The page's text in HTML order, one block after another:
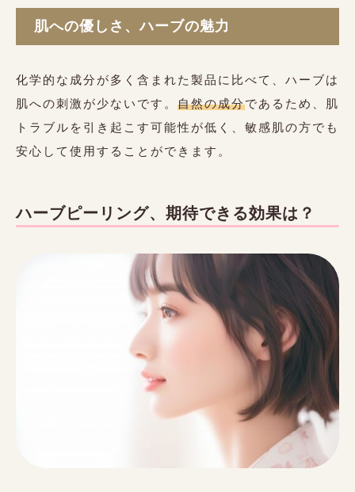
肌への優しさ、ハーブの魅力
化学的な成分が多く含まれた製品に比べて、ハーブは
肌への刺激が少ないです。 自然の成分であるため、肌
トラブルを引き起こす可能性が低く、敏感肌の方でも
安心して使用することができます。
ハーブピーリング、期待できる効果は？